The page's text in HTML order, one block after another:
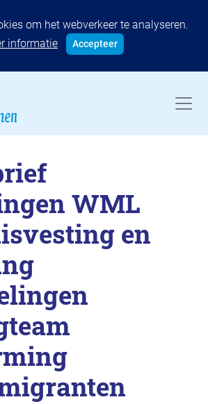
om het webverkeer te analyseren.
informatie
Accepteer
WML
en